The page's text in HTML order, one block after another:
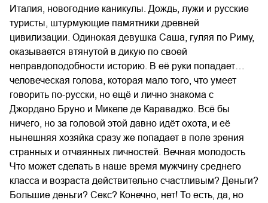
Италия, новогодние каникулы. Дождь, лужи и русские
туристы, штурмующие памятники древней
цивилизации. Одинокая девушка Саша, гуляя по Риму,
оказывается втянутой в дикую по своей
неправдоподобности историю. В её руки попадает…
человеческая голова, которая мало того, что умеет
говорить по-русски, но ещё и лично знакома с
Джордано Бруно и Микеле де Караваджо. Всё бы
ничего, но за головой этой давно идёт охота, и её
нынешняя хозяйка сразу же попадает в поле зрения
странных и отчаянных личностей. Вечная молодость
Что может сделать в наше время мужчину среднего
класса и возраста действительно счастливым? Деньги?
Большие деньги? Секс? Конечно, нет! То есть, да, но